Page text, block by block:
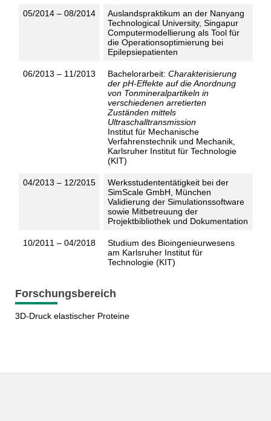
05/2014 – 08/2014
Auslandspraktikum an der Nanyang
Technological University, Singapur
Computermodellierung als Tool für
die Operationsoptimierung bei
Epilepsiepatienten
06/2013 – 11/2013 Bachelorarbeit: Charakterisierung
der pH-Effekte auf die Anordnung
von Tonmineralpartikeln in
verschiedenen arretierten
Zuständen mittels
Ultraschalltransmission
Institut für Mechanische
Verfahrenstechnik und Mechanik,
Karlsruher Institut für Technologie
(KIT)
04/2013 – 12/2015
Werksstudententätigkeit bei der
SimScale GmbH, München
Validierung der Simulationssoftware
sowie Mitbetreuung der
Projektbibliothek und Dokumentation
10/2011 – 04/2018
Studium des Bioingenieurwesens
am Karlsruher Institut für
Technologie (KIT)
Forschungsbereich
3D-Druck elastischer Proteine